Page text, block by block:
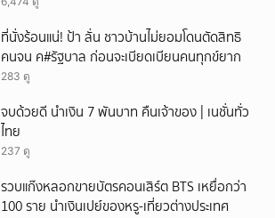
ที่นั่งร้อนแน่! ป้า ลั่น ชาวบ้านไม่ยอมโดนตัดสิทธิ
คนจน ค#รัฐบาล ก่อนจะเบียดเบียนคนทุกข์ยาก
283 ดู
จบด้วยดี นำเงิน 7 พันบาท คืนเจ้าของ | เนชั่นทั่ว
ไทย
237 ดู
รวบแก๊งหลอกขายบัตรคอนเสิร์ต BTS เหยื่อกว่า
100 ราย นำเงินเปย์ของหรู-เที่ยวต่างประเทศ